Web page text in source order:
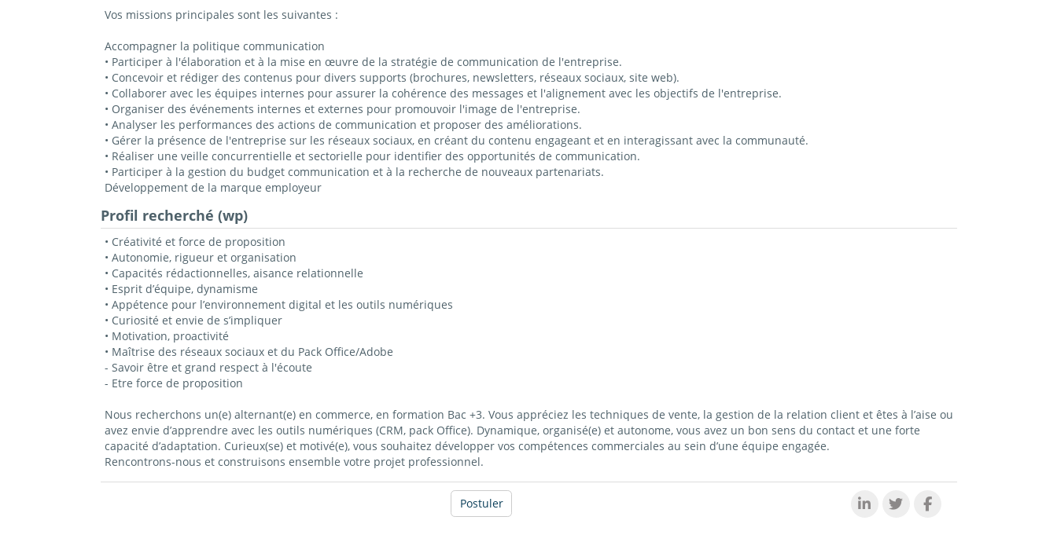
Vos missions principales sont les suivantes :
Accompagner la politique communication
• Participer à l'élaboration et à la mise en œuvre de la stratégie de communication de l'entreprise.
• Concevoir et rédiger des contenus pour divers supports (brochures, newsletters, réseaux sociaux, site web).
• Collaborer avec les équipes internes pour assurer la cohérence des messages et l'alignement avec les objectifs de l'entreprise.
• Organiser des événements internes et externes pour promouvoir l'image de l'entreprise.
• Analyser les performances des actions de communication et proposer des améliorations.
• Gérer la présence de l'entreprise sur les réseaux sociaux, en créant du contenu engageant et en interagissant avec la communauté.
• Réaliser une veille concurrentielle et sectorielle pour identifier des opportunités de communication.
• Participer à la gestion du budget communication et à la recherche de nouveaux partenariats.
Développement de la marque employeur
Profil recherché (wp)
• Créativité et force de proposition
• Autonomie, rigueur et organisation
• Capacités rédactionnelles, aisance relationnelle
• Esprit d’équipe, dynamisme
• Appétence pour l’environnement digital et les outils numériques
• Curiosité et envie de s’impliquer
• Motivation, proactivité
• Maîtrise des réseaux sociaux et du Pack Office/Adobe
- Savoir être et grand respect à l'écoute
- Etre force de proposition
Nous recherchons un(e) alternant(e) en commerce, en formation Bac +3. Vous appréciez les techniques de vente, la gestion de la relation client et êtes à l’aise ou
avez envie d’apprendre avec les outils numériques (CRM, pack Office). Dynamique, organisé(e) et autonome, vous avez un bon sens du contact et une forte
capacité d’adaptation. Curieux(se) et motivé(e), vous souhaitez développer vos compétences commerciales au sein d’une équipe engagée.
Rencontrons-nous et construisons ensemble votre projet professionnel.
Postuler